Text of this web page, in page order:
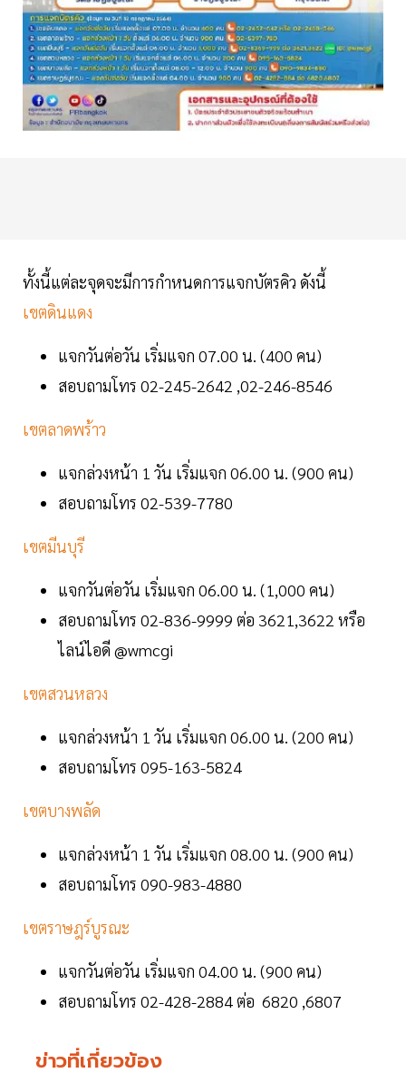
ทั้งนี้แต่ละจุดจะมีการกำหนดการแจกบัตรคิว ดังนี้
เขตดินแดง
แจกวันต่อวัน เริ่มแจก 07.00 น. (400 คน)
สอบถามโทร 02-245-2642 ,02-246-8546
เขตลาดพร้าว
แจกล่วงหน้า 1 วัน เริ่มแจก 06.00 น. (900 คน)
สอบถามโทร 02-539-7780
เขตมีนบุรี
แจกวันต่อวัน เริ่มแจก 06.00 น. (1,000 คน)
สอบถามโทร 02-836-9999 ต่อ 3621,3622 หรือ
ไลน์ไอดี @wmcgi
เขตสวนหลวง
แจกล่วงหน้า 1 วัน เริ่มแจก 06.00 น. (200 คน)
สอบถามโทร 095-163-5824
เขตบางพลัด
แจกล่วงหน้า 1 วัน เริ่มแจก 08.00 น. (900 คน)
สอบถามโทร 090-983-4880
เขตราษฎร์บูรณะ
แจกวันต่อวัน เริ่มแจก 04.00 น. (900 คน)
สอบถามโทร 02-428-2884 ต่อ 6820 ,6807
ข่าวที่เกี่ยวข้อง